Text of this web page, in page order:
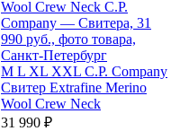
M L XL XXL C.P. Company
Свитер Extrafine Merino
Wool Crew Neck
31 990 ₽